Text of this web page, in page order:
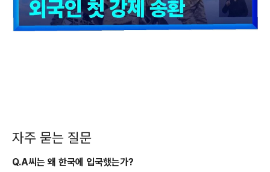
자주 묻는 질문
Q.A씨는 왜 한국에 입국했는가?